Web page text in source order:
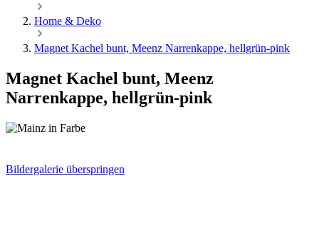
Home & Deko
Magnet Kachel bunt, Meenz Narrenkappe, hellgrün-pink
Magnet Kachel bunt, Meenz
Narrenkappe, hellgrün-pink
Bildergalerie überspringen